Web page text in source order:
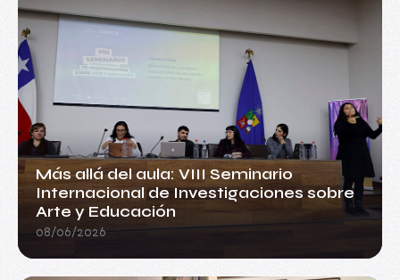
Más allá del aula: VIII Seminario
Internacional de Investigaciones sobre
Arte y Educación
08/06/2026